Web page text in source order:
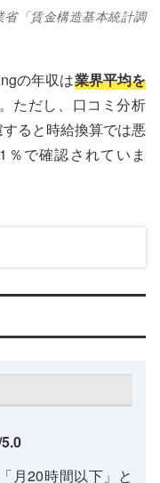
「賃金構造基本統計調
の年収は業界平均を
ただし、口コミ分析
ると時給換算では悪
％で確認されていま
月20時間以下」と